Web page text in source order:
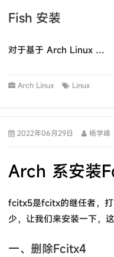
Fish 安装
对于基于 Arch Linux …
Arch Linux Linux
2022年06月29日 杨学峰
Arch 系安装
fcitx5是fcitx的继任者，打
少，让我们来安装一下，
一、删除Fcitx4